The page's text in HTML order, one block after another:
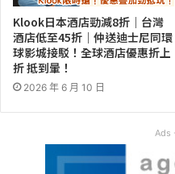
Klook日本酒店勁減8折｜台灣
酒店低至45折｜仲送迪士尼同環
球影城接駁！全球酒店優惠折上
折 抵到暈！
2026 年 6 月 10 日
Ads